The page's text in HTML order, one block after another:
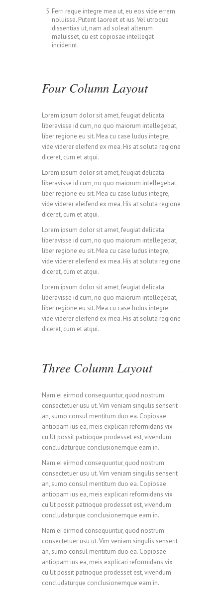
Ferri reque integre mea ut, eu eos vide errem
noluisse. Putent laoreet et ius. Vel utroque
dissentias ut, nam ad soleat alterum
maluisset, cu est copiosae intellegat
inciderint.
Four Column Layout
Lorem ipsum dolor sit amet, feugiat delicata
liberavisse id cum, no quo maiorum intellegebat,
liber regione eu sit. Mea cu case ludus integre,
vide viderer eleifend ex mea. His at soluta regione
diceret, cum et atqui.
Lorem ipsum dolor sit amet, feugiat delicata
liberavisse id cum, no quo maiorum intellegebat,
liber regione eu sit. Mea cu case ludus integre,
vide viderer eleifend ex mea. His at soluta regione
diceret, cum et atqui.
Lorem ipsum dolor sit amet, feugiat delicata
liberavisse id cum, no quo maiorum intellegebat,
liber regione eu sit. Mea cu case ludus integre,
vide viderer eleifend ex mea. His at soluta regione
diceret, cum et atqui.
Lorem ipsum dolor sit amet, feugiat delicata
liberavisse id cum, no quo maiorum intellegebat,
liber regione eu sit. Mea cu case ludus integre,
vide viderer eleifend ex mea. His at soluta regione
diceret, cum et atqui.
Three Column Layout
Nam ei eirmod consequuntur, quod nostrum
consectetuer usu ut. Vim veniam singulis senserit
an, sumo consul mentitum duo ea. Copiosae
antiopam ius ea, meis explicari reformidans vix
cu.Ut possit patrioque prodesset est, vivendum
concludaturque conclusionemque eam in.
Nam ei eirmod consequuntur, quod nostrum
consectetuer usu ut. Vim veniam singulis senserit
an, sumo consul mentitum duo ea. Copiosae
antiopam ius ea, meis explicari reformidans vix
cu.Ut possit patrioque prodesset est, vivendum
concludaturque conclusionemque eam in.
Nam ei eirmod consequuntur, quod nostrum
consectetuer usu ut. Vim veniam singulis senserit
an, sumo consul mentitum duo ea. Copiosae
antiopam ius ea, meis explicari reformidans vix
cu.Ut possit patrioque prodesset est, vivendum
concludaturque conclusionemque eam in.